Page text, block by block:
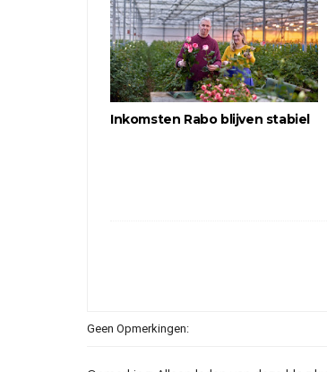
Inkomsten Rabo blijven stabiel
Geen Opmerkingen: